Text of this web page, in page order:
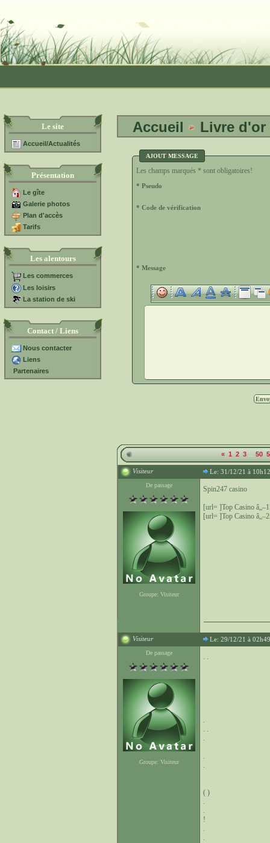
Le site
Accueil/Actualités
Présentation
Le gîte
Galerie photos
Plan d'accès
Tarifs
Les alentours
Les commerces
Les loisirs
La station de ski
Contact / Liens
Nous contacter
Liens
Partenaires
Accueil Livre d'or
AJOUT MESSAGE
Les champs marqués * sont obligatoires!
* Pseudo
* Code de vérification
* Message
« 1 2 3 ... 50
Visiteur Le: 31/12/21 à 10h12
De passage
Groupe: Visiteur
Spin247 casino
[url= ]Top Casino
[url= ]Top Casino
Visiteur Le: 29/12/21 à 02h49
De passage
Groupe: Visiteur
. .
.
. .
.
.
.
( )
.
.
!
.
.